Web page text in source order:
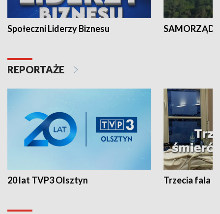
Społeczni Liderzy Biznesu SAMORZĄD
REPORTAŻE
20 lat TVP3 Olsztyn Trzecia fala -